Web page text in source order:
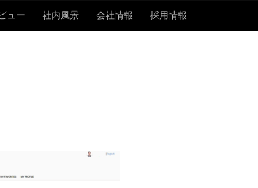
ュー 社内風景 会社情報 採用情報